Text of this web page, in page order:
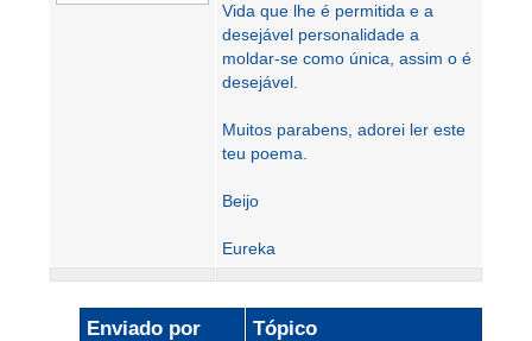
Vida que lhe é permitida e a
desejável personalidade a
moldar-se como única, assim o é
desejável.
Muitos parabens, adorei ler este
teu poema.
Beijo
Eureka
Enviado por Tópico